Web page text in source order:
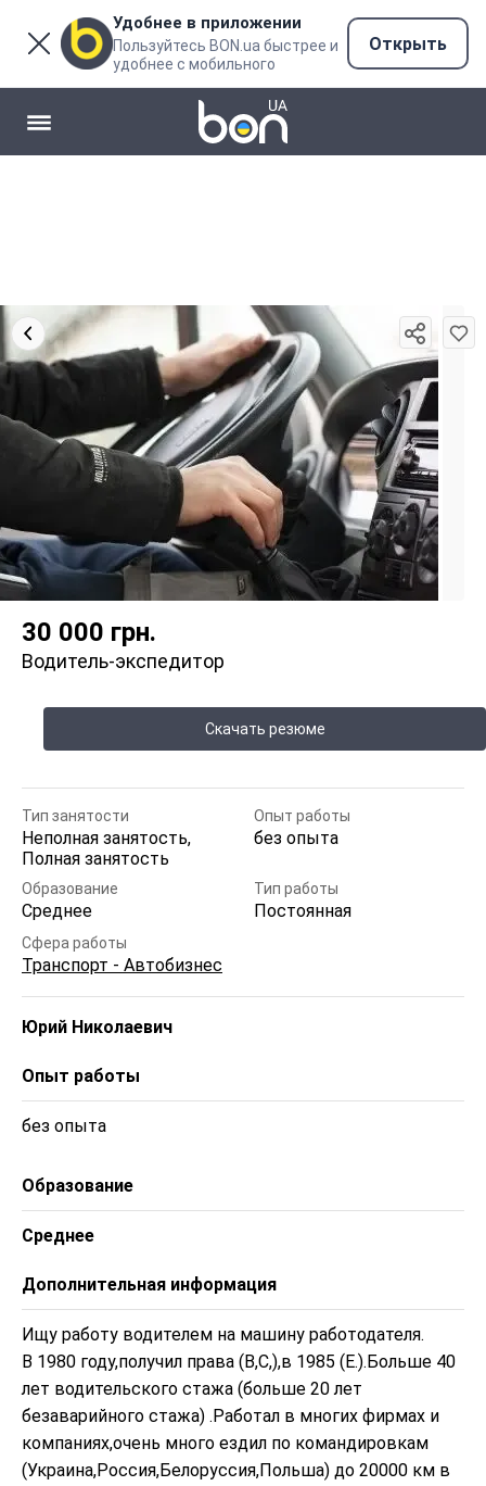
Удобнее в приложении
Пользуйтесь BON.ua быстрее и
удобнее с мобильного
Открыть
30 000 грн.
Водитель-экспедитор
Скачать резюме
Тип занятости
Неполная занятость,
Полная занятость
Опыт работы
без опыта
Образование
Среднее
Тип работы
Постоянная
Сфера работы
Транспорт - Автобизнес
Юрий Николаевич
Опыт работы
без опыта
Образование
Среднее
Дополнительная информация
Ищу работу водителем на машину работодателя.
В 1980 году,получил права (В,С,),в 1985 (Е.).Больше 40
лет водительского стажа (больше 20 лет
безаварийного стажа) .Работал в многих фирмах и
компаниях,очень много ездил по командировкам
(Украина,Россия,Белоруссия,Польша) до 20000 км в